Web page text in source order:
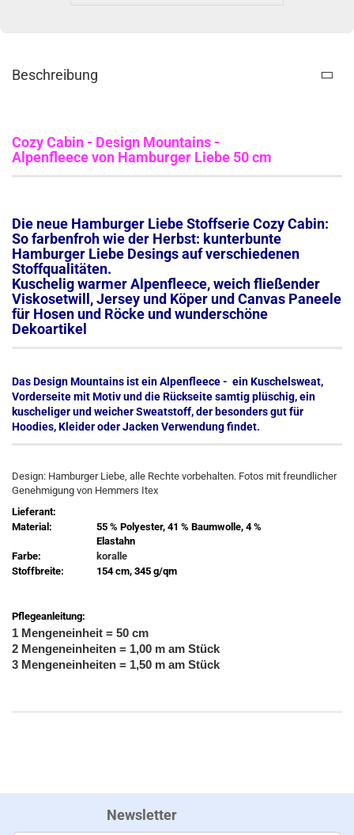
Beschreibung
Cozy Cabin - Design Mountains -
Alpenfleece von Hamburger Liebe 50 cm
Die neue Hamburger Liebe Stoffserie Cozy Cabin:
So farbenfroh wie der Herbst: kunterbunte
Hamburger Liebe Desings auf verschiedenen
Stoffqualitäten.
Kuschelig warmer Alpenfleece, weich fließender
Viskosetwill, Jersey und Köper und Canvas Paneele
für Hosen und Röcke und wunderschöne
Dekoartikel
Das Design Mountains ist ein Alpenfleece - ein Kuschelsweat,
Vorderseite mit Motiv und die Rückseite samtig plüschig, ein
kuscheliger und weicher Sweatstoff, der besonders gut für
Hoodies, Kleider oder Jacken Verwendung findet.
Design: Hamburger Liebe, alle Rechte vorbehalten. Fotos mit freundlicher
Genehmigung von Hemmers Itex
Lieferant:
Material:
55 % Polyester, 41 % Baumwolle, 4 %
Elastahn
Farbe:
koralle
Stoffbreite:
154 cm, 345 g/qm
Pflegeanleitung:
1 Mengeneinheit = 50 cm
2 Mengeneinheiten = 1,00 m am Stück
3 Mengeneinheiten = 1,50 m am Stück
Newsletter